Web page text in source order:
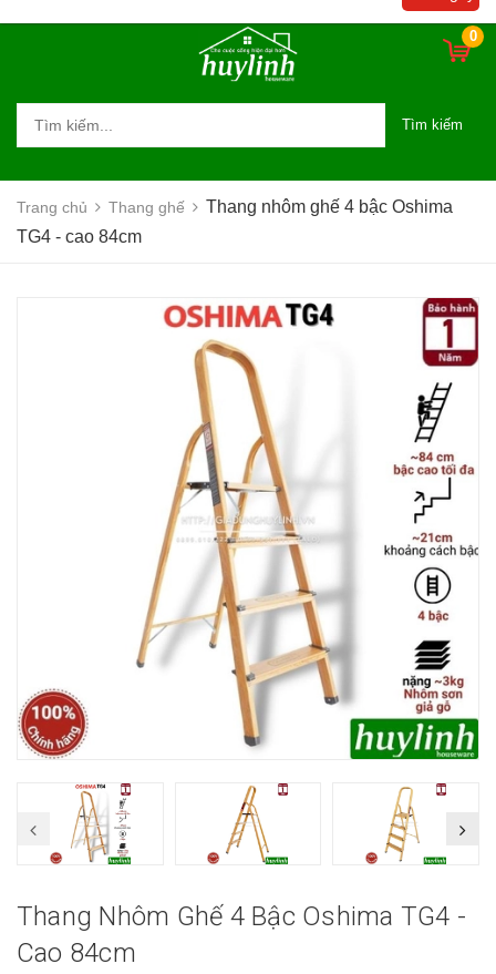
0
Tìm kiếm
Trang chủ Thang ghế
Thang nhôm ghế 4 bậc Oshima
TG4 - cao 84cm
Thang Nhôm Ghế 4 Bậc Oshima TG4 -
Cao 84cm